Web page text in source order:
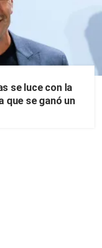
se luce con la
que se ganó un